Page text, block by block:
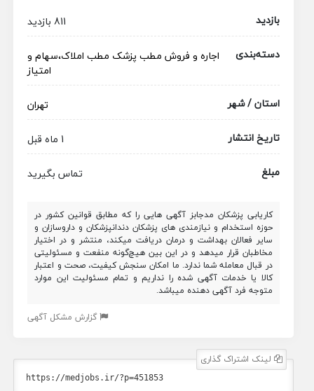
بازدید
811 بازدید
دسته‌بندی
اجاره و فروش مطب پزشک مطب املاک،سهام و
امتیاز
استان / شهر
تهران
تاریخ انتشار
1 ماه قبل
مبلغ
تماس بگیرید
کاریابی پزشکان مدجابز آگهی هایی را که مطابق قوانین کشور در
حوزه استخدام و نیازمندی های پزشکان دندانپزشکان و داروسازان و
سایر فعالان بهداشت و درمان دریافت میکند، منتشر و در اختیار
مخاطبان قرار میدهد و در این بین هیچ‌گونه منفعت و مسئولیتی
در قبال معامله شما ندارد. ما امکان سنجش کیفیت، صحت و اعتبار
کالا یا خدمات آگهی شده را نداریم و تمام مسئولیت این موارد
متوجه فرد آگهی دهنده میباشد.
گزارش مشکل آگهی
لینک اشتراک گذاری